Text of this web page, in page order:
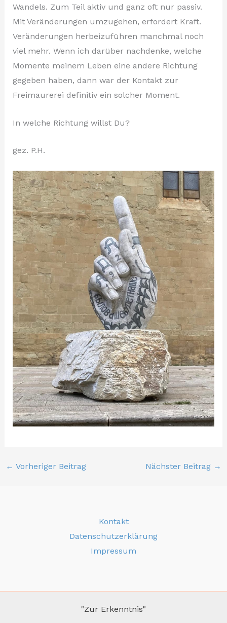
Wandels. Zum Teil aktiv und ganz oft nur passiv.
Mit Veränderungen umzugehen, erfordert Kraft.
Veränderungen herbeizuführen manchmal noch
viel mehr. Wenn ich darüber nachdenke, welche
Momente meinem Leben eine andere Richtung
gegeben haben, dann war der Kontakt zur
Freimaurerei definitiv ein solcher Moment.
In welche Richtung willst Du?
gez. P.H.
← Vorheriger Beitrag Nächster Beitrag →
Kontakt
Datenschutzerklärung
Impressum
"Zur Erkenntnis"